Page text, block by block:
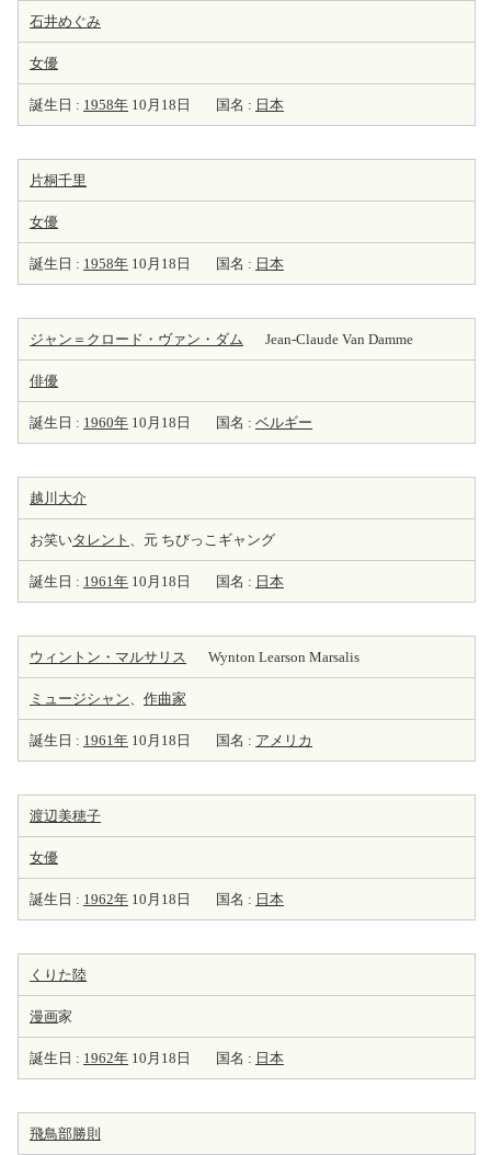
石井めぐみ
女優
誕生日 : 1958年 10月18日 国名 : 日本
片桐千里
女優
誕生日 : 1958年 10月18日 国名 : 日本
ジャン＝クロード・ヴァン・ダム Jean-Claude Van Damme
俳優
誕生日 : 1960年 10月18日 国名 : ベルギー
越川大介
お笑いタレント 、元 ちびっこギャング
誕生日 : 1961年 10月18日 国名 : 日本
ウィントン・マルサリス Wynton Learson Marsalis
ミュージシャン、 作曲家
誕生日 : 1961年 10月18日 国名 : アメリカ
渡辺美穂子
女優
誕生日 : 1962年 10月18日 国名 : 日本
くりた陸
漫画家
誕生日 : 1962年 10月18日 国名 : 日本
飛鳥部勝則